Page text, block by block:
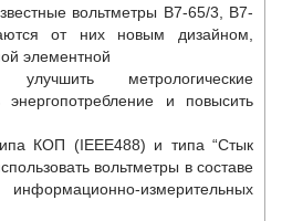
вольтметры В7-65/3, В7-
от них новым дизайном,
элементной
метрологические
энергопотребление и повысить
КОП (IEEE488) и типа “Стык
вольтметры в составе
измерительных